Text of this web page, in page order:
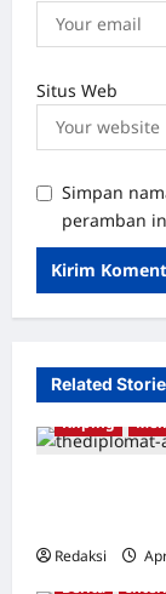
Situs Web
Simpan
peramban
Related
Kliping
Redaksi
Berita